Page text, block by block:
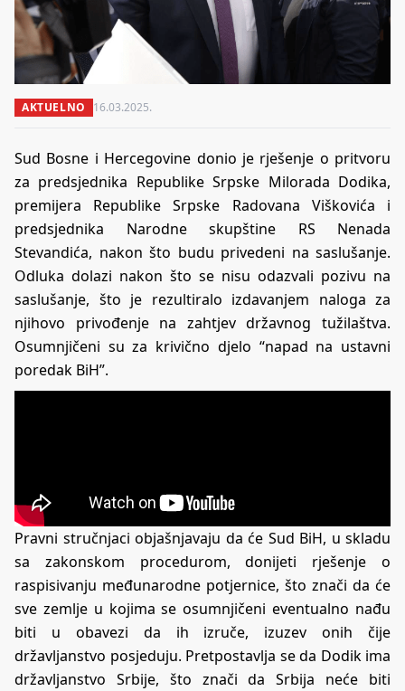
AKTUELNO 16.03.2025.
Sud Bosne i Hercegovine donio je rješenje o pritvoru
za predsjednika Republike Srpske Milorada Dodika,
premijera Republike Srpske Radovana Viškovića i
predsjednika Narodne skupštine RS Nenada
Stevandića, nakon što budu privedeni na saslušanje.
Odluka dolazi nakon što se nisu odazvali pozivu na
saslušanje, što je rezultiralo izdavanjem naloga za
njihovo privođenje na zahtjev državnog tužilaštva.
Osumnjičeni su za krivično djelo “napad na ustavni
poredak BiH”.
Pravni stručnjaci objašnjavaju da će Sud BiH, u skladu
sa zakonskom procedurom, donijeti rješenje o
raspisivanju međunarodne potjernice, što znači da će
sve zemlje u kojima se osumnjičeni eventualno nađu
biti u obavezi da ih izruče, izuzev onih čije
državljanstvo posjeduju. Pretpostavlja se da Dodik ima
državljanstvo Srbije, što znači da Srbija neće biti